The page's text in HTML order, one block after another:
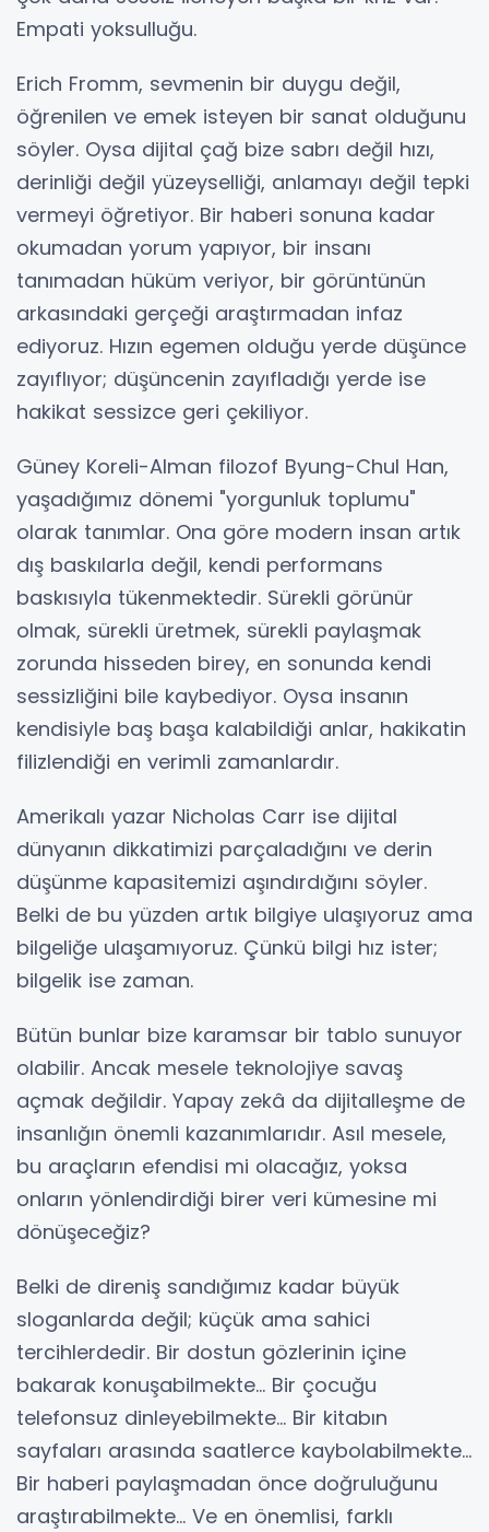
Empati yoksulluğu.
Erich Fromm, sevmenin bir duygu değil,
öğrenilen ve emek isteyen bir sanat olduğunu
söyler. Oysa dijital çağ bize sabrı değil hızı,
derinliği değil yüzeyselliği, anlamayı değil tepki
vermeyi öğretiyor. Bir haberi sonuna kadar
okumadan yorum yapıyor, bir insanı
tanımadan hüküm veriyor, bir görüntünün
arkasındaki gerçeği araştırmadan infaz
ediyoruz. Hızın egemen olduğu yerde düşünce
zayıflıyor; düşüncenin zayıfladığı yerde ise
hakikat sessizce geri çekiliyor.
Güney Koreli-Alman filozof Byung-Chul Han,
yaşadığımız dönemi "yorgunluk toplumu"
olarak tanımlar. Ona göre modern insan artık
dış baskılarla değil, kendi performans
baskısıyla tükenmektedir. Sürekli görünür
olmak, sürekli üretmek, sürekli paylaşmak
zorunda hisseden birey, en sonunda kendi
sessizliğini bile kaybediyor. Oysa insanın
kendisiyle baş başa kalabildiği anlar, hakikatin
filizlendiği en verimli zamanlardır.
Amerikalı yazar Nicholas Carr ise dijital
dünyanın dikkatimizi parçaladığını ve derin
düşünme kapasitemizi aşındırdığını söyler.
Belki de bu yüzden artık bilgiye ulaşıyoruz ama
bilgeliğe ulaşamıyoruz. Çünkü bilgi hız ister;
bilgelik ise zaman.
Bütün bunlar bize karamsar bir tablo sunuyor
olabilir. Ancak mesele teknolojiye savaş
açmak değildir. Yapay zekâ da dijitalleşme de
insanlığın önemli kazanımlarıdır. Asıl mesele,
bu araçların efendisi mi olacağız, yoksa
onların yönlendirdiği birer veri kümesine mi
dönüşeceğiz?
Belki de direniş sandığımız kadar büyük
sloganlarda değil; küçük ama sahici
tercihlerdedir. Bir dostun gözlerinin içine
bakarak konuşabilmekte… Bir çocuğu
telefonsuz dinleyebilmekte… Bir kitabın
sayfaları arasında saatlerce kaybolabilmekte…
Bir haberi paylaşmadan önce doğruluğunu
araştırabilmekte… Ve en önemlisi, farklı